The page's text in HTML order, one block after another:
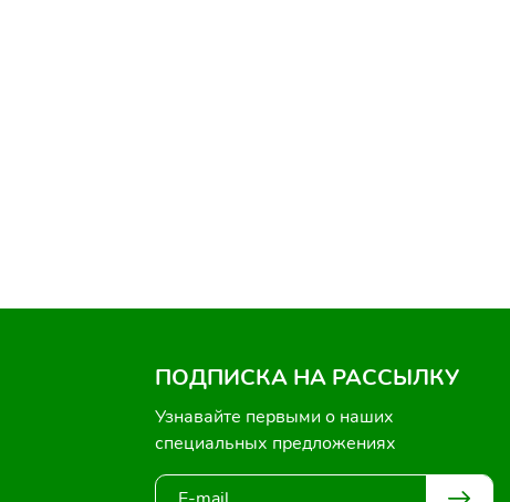
ПОДПИСКА НА РАССЫЛКУ
Узнавайте первыми о наших
специальных предложениях